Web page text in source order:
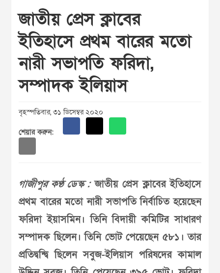
জাতীয় প্রেস ক্লাবের
ইতিহাসে প্রথম বারের মতো
নারী সভাপতি ফরিদা,
সম্পাদক ইলিয়াস
বৃহস্পতিবার, ৩১ ডিসেম্বর ২০২০
শেয়ার করুন:
গাজীপুর কণ্ঠ ডেস্ক :জাতীয় প্রেস ক্লাবের ইতিহাসে
প্রথম বারের মতো নারী সভাপতি নির্বাচিত হয়েছেন
ফরিদা ইয়াসমিন। তিনি বিদায়ী কমিটির সাধারণ
সম্পাদক ছিলেন। তিনি ভোট পেয়েছেন ৫৮১। তার
প্রতিদ্বন্দ্বি ছিলেন সবুজ-ইলিয়াস পরিষদের কামাল